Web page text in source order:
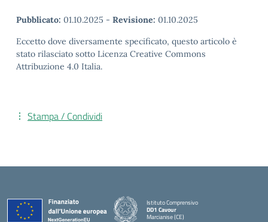
Pubblicato: 01.10.2025 - Revisione: 01.10.2025
Eccetto dove diversamente specificato, questo articolo è
stato rilasciato sotto Licenza Creative Commons
Attribuzione 4.0 Italia.
Stampa / Condividi
Istituto Comprensivo
DD1 Cavour
Marcianise (CE)